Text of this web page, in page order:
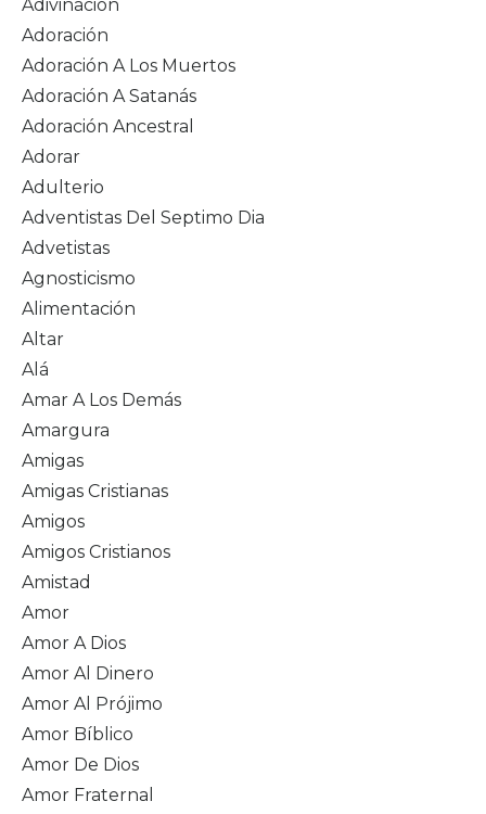
Adivinación
Adoración
Adoración A Los Muertos
Adoración A Satanás
Adoración Ancestral
Adorar
Adulterio
Adventistas Del Septimo Dia
Advetistas
Agnosticismo
Alimentación
Altar
Alá
Amar A Los Demás
Amargura
Amigas
Amigas Cristianas
Amigos
Amigos Cristianos
Amistad
Amor
Amor A Dios
Amor Al Dinero
Amor Al Prójimo
Amor Bíblico
Amor De Dios
Amor Fraternal